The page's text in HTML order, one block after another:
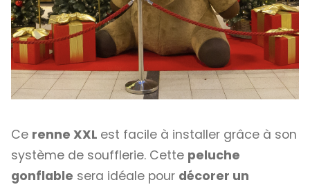
Ce renne XXL est facile à installer grâce à son
système de soufflerie. Cette peluche
gonflable sera idéale pour décorer un